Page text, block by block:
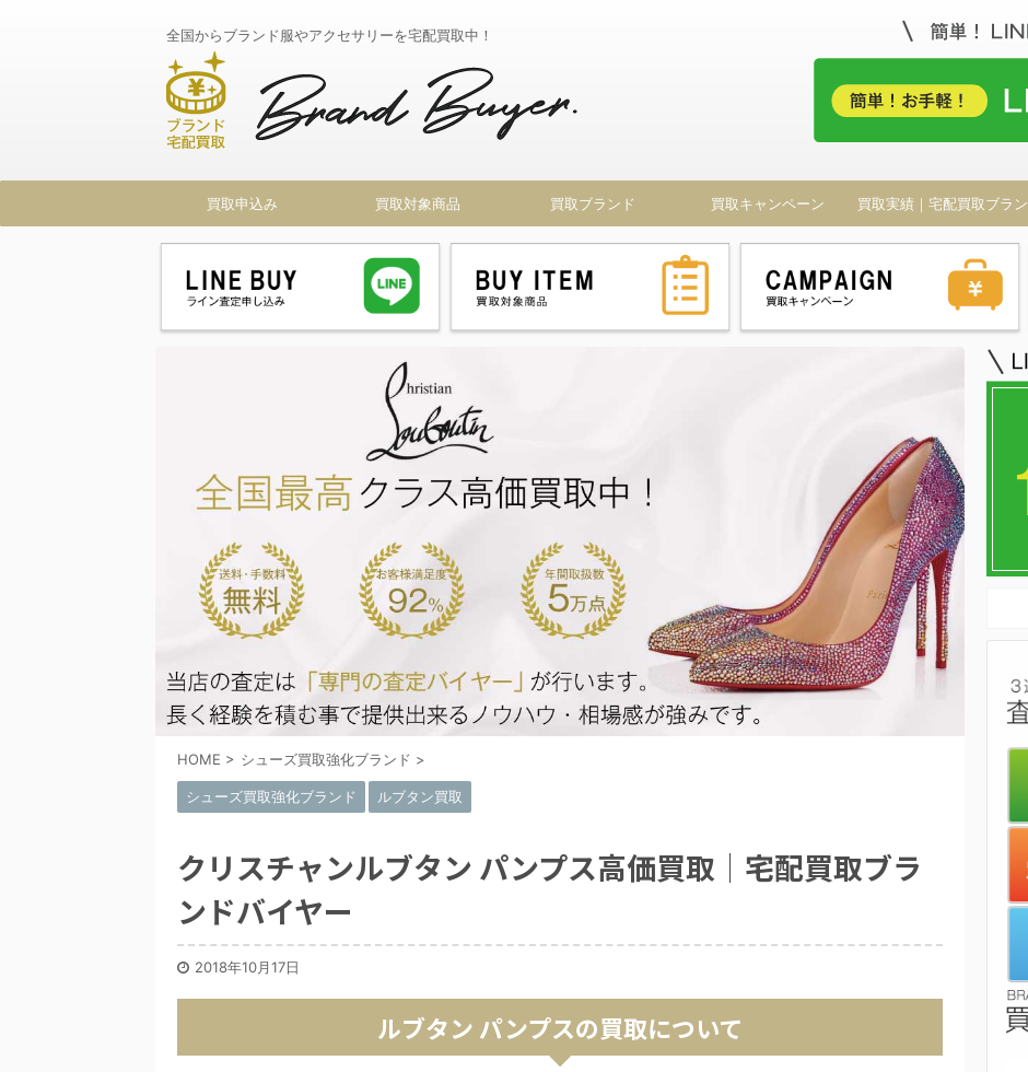
全国からブランド服やアクセサリーを宅配買取中！
買取申込み 買取対象商品 買取ブランド 買取キャンペーン 買取実績｜宅配買取ブラン
ドバイヤー
HOME > シューズ買取強化ブランド >
シューズ買取強化ブランド ルブタン買取
クリスチャンルブタン パンプス高価買取｜宅配買取ブラ
ンドバイヤー
2018年10月17日
ルブタン パンプスの買取について